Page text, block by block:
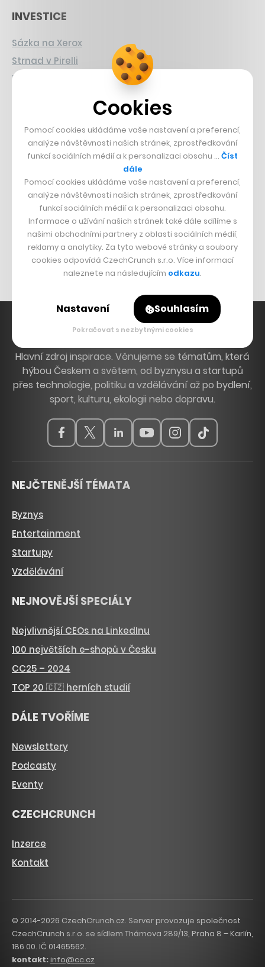
INVESTICE
Sázka na Xerox
Strnad v Pirelli
Burzovní eldorádo
PŘÍBĚHY Z GASTRA
Boční projekt, co se zvrtnul
Francouzský šéfkuchař na Šumavě
DESIGN
Bomma není tichá
Originální hodinky
Nábytek z betonu
Hlavní zdroj inspirace. Věnujeme se tématům, která
hýbou Českem a světem, od byznysu a startupů
přes technologie, politiku a vzdělávání až po bydlení,
sport, kulturu, ekologii nebo dopravu.
NEJČTENĚJŠÍ TÉMATA
Byznys
Entertainment
Startupy
Vzdělávání
NEJNOVĚJŠÍ SPECIÁLY
Nejvlivnější CEOs na LinkedInu
100 největších e-shopů v Česku
CC25 – 2024
TOP 20 🇨🇿 herních studií
DÁLE TVOŘÍME
Newslettery
Podcasty
Eventy
CZECHCRUNCH
Inzerce
Kontakt
© 2014-2026 CzechCrunch.cz. Server provozuje společnost
CzechCrunch s.r.o. se sídlem Thámova 289/13, Praha 8 – Karlín,
186 00. IČ 01465562.
kontakt:info@cc.cz
Cookies
Pomocí cookies ukládáme vaše nastavení a preferencí,
analýze návštěvnosti našich stránek, zprostředkování
funkcí sociálních médií a k personalizaci obsahu … Číst
dále
Pomocí cookies ukládáme vaše nastavení a preferencí,
analýze návštěvnosti našich stránek, zprostředkování
funkcí sociálních médií a k personalizaci obsahu.
Informace o užívání našich stránek také dále sdílíme s
našimi obchodními partnery z oblasti sociálních médií,
reklamy a analytiky. Za tyto webové stránky a soubory
cookies odpovídá CzechCrunch s.r.o. Více informací
naleznete na následujícím odkazu.
Nastavení Souhlasím
Pokračovat s nezbytnými cookies